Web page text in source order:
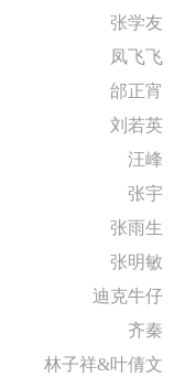
张学友
凤飞飞
邰正宵
刘若英
汪峰
张宇
张雨生
张明敏
迪克牛仔
齐秦
林子祥&叶倩文